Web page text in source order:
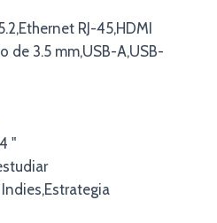
RJ-45,HDMI
de 3.5 mm,USB-A,USB-
"
Indies,Estrategia